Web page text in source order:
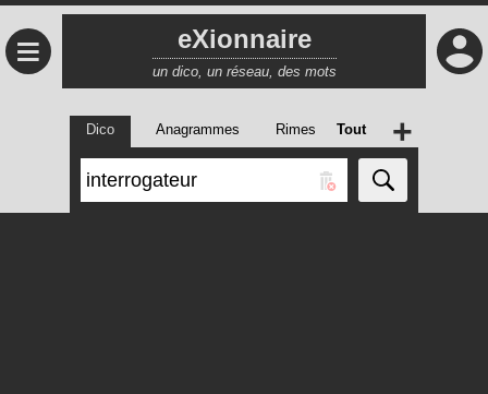
≡ eXionnaire
un dico, un réseau, des mots
Dico Anagrammes Rimes Tout +